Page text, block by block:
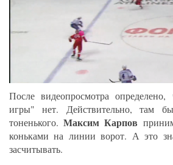
После видеопросмотра
игры" нет. Действительно, там
тоненького.Максим Карпов
коньками на линии ворот. А это
засчитывать.